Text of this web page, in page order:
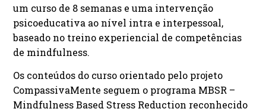
um curso de 8 semanas e uma intervenção
psicoeducativa ao nível intra e interpessoal,
baseado no treino experiencial de competências
de mindfulness.
Os conteúdos do curso orientado pelo projeto
CompassivaMente seguem o programa MBSR –
Mindfulness Based Stress Reduction reconhecido